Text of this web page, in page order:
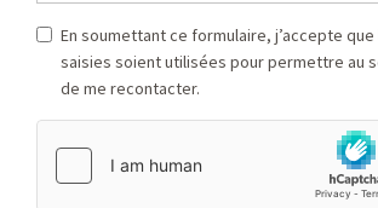
En soumettant ce formulaire, j’accepte
saisies soient utilisées pour permettre au
de me recontacter.